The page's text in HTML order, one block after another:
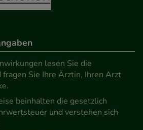
möglichst relevant für Sie
werden.
lesen Sie die
fragen Sie Ihre Ärztin, Ihren Arzt
beinhalten die gesetzlich
und verstehen sich